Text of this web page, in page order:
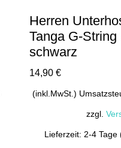
Herren
Tanga G-
schwarz
14,90€
(inkl.MwSt.)
zzgl.
Lieferzeit: 2-4 Tage